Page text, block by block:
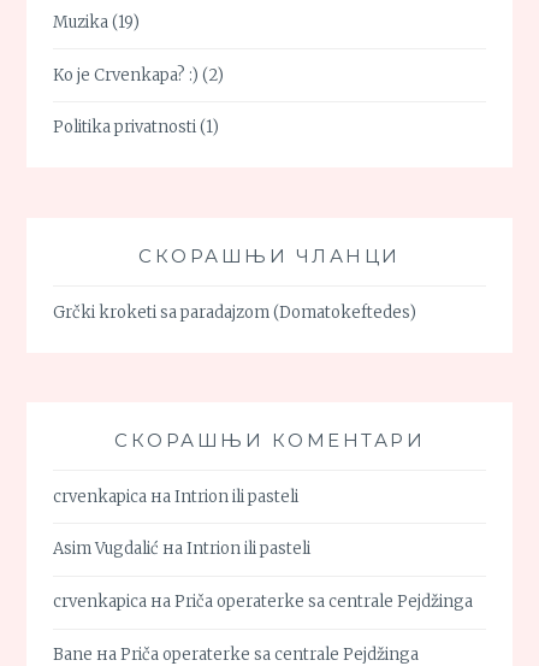
Muzika(19)
Ko je Crvenkapa? :) (2)
Politika privatnosti(1)
СКОРАШЊИ ЧЛАНЦИ
Grčki kroketi sa paradajzom (Domatokeftedes)
СКОРАШЊИ КОМЕНТАРИ
crvenkapica наIntrion ili pasteli
Asim Vugdalić наIntrion ili pasteli
crvenkapica наPriča operaterke sa centrale Pejdžinga
Bane наPriča operaterke sa centrale Pejdžinga